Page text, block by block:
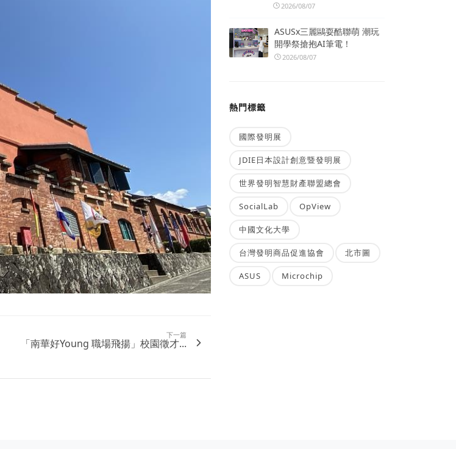
下一篇
「南華好Young 職場飛揚」校園徵才...
2026/08/07
ASUSx三麗鷗耍酷聯萌 潮玩
開學祭搶抱AI筆電！
2026/08/07
熱門標籤
國際發明展
JDIE日本設計創意暨發明展
世界發明智慧財產聯盟總會
SocialLab OpView
中國文化大學
台灣發明商品促進協會 北市圖
ASUS Microchip